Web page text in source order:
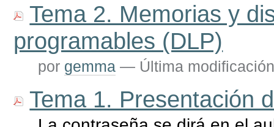
Tema 2. Memorias y
programables (DLP)
por gemma — Última
Tema 1. Presentación